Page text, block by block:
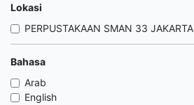
Lokasi
PERPUSTAKAAN SMAN 33 JAKARTA
Bahasa
Arab
English